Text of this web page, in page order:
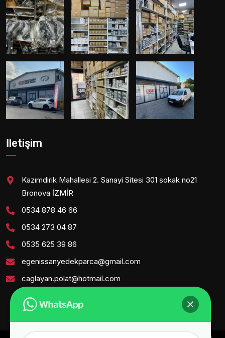
İletişim
Kazımdirik Mahallesi 2. Sanayi Sitesi 301 sokak no21
Bronova İZMİR
0534 878 46 66
0534 273 04 87
0535 625 39 86
egenissanyedekparca@gmail.com
caglayan.polat@hotmail.com